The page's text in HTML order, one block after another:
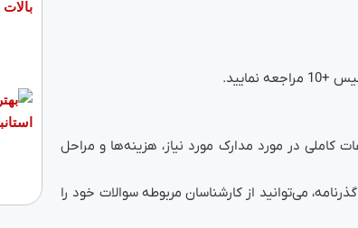
کاملی در مورد مدارک مورد نیاز، هزینه‌ها و مراحل
می‌توانید از کارشناسان مربوطه سوالات خود را